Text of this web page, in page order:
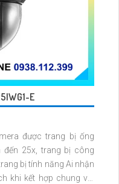
E
được trang bị ống
25x, trang bị công
bị tính năng Ai nhận
khi kết hợp chung với